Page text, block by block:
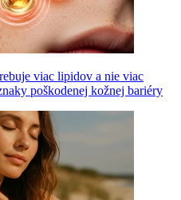
viac lipidov a nie viac
poškodenej kožnej bariéry